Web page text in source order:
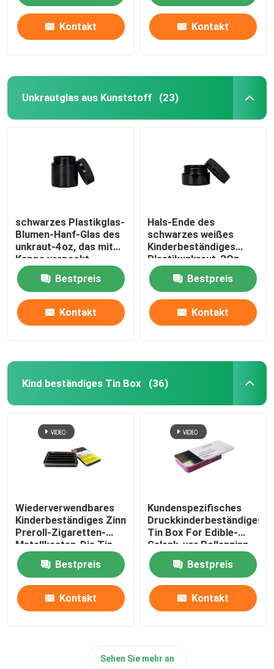
Kontakt Kontakt
Unkrautglas aus Kunststoff (23)
schwarzes Plastikglas-
Blumen-Hanf-Glas des
unkraut-4oz, das mit
Kappe verpackt
Bestpreis
Kontakt
Hals-Ende des
schwarzes weißes
Kinderbeständiges
Plastikunkraut-2Oz
des Glas-53-400
Bestpreis
Kontakt
Kind beständiges Tin Box (36)
Wiederverwendbares
Kinderbeständiges Zinn
Preroll-Zigaretten-
Metallkasten-Dia Tin
Box
Bestpreis
Kontakt
Kundenspezifisches
Druckkinderbeständiges
Tin Box For Edible-
Gelenk-vor Rollenzinn
Bestpreis
Kontakt
Sehen Sie mehr an